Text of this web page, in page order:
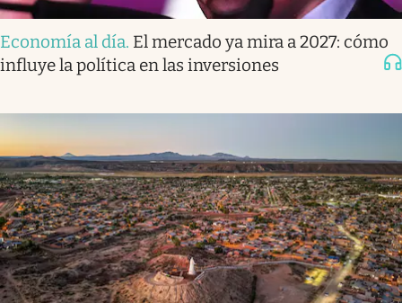
Economía al día. El mercado ya mira a 2027: cómo
influye la política en las inversiones